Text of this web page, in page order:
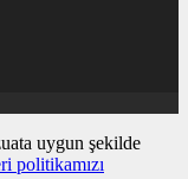
uygun şekilde
politikamızı